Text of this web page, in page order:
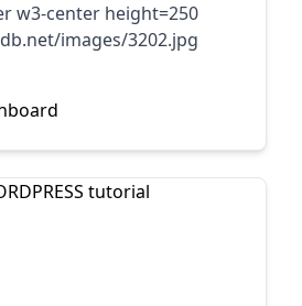
w3-center height=250
images/3202.jpg